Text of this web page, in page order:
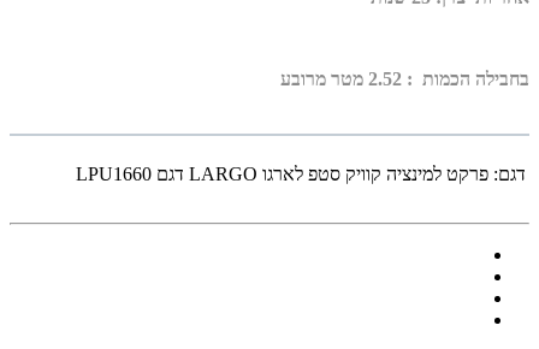
בחבילה הכמות : 2.52 מטר מרובע
דגם: פרקט למינציה קוויק סטפ לארגו LARGO דגם LPU1660